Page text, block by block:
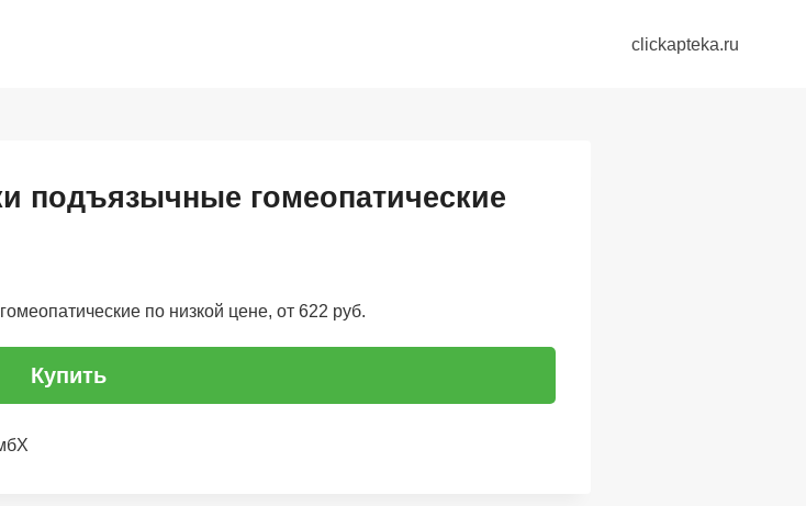
clickapteka.ru
подъязычные гомеопатические
по низкой цене, от 622 руб.
Купить